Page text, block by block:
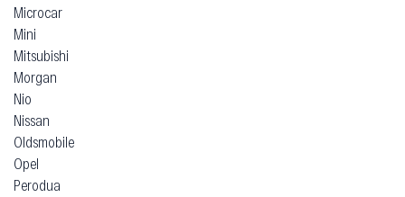
Microcar
Mini
Mitsubishi
Morgan
Nio
Nissan
Oldsmobile
Opel
Perodua